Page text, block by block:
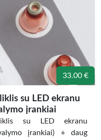
33.00 €
su LED ekranu
įrankiai
su LED ekranu
įrankiai) + daug